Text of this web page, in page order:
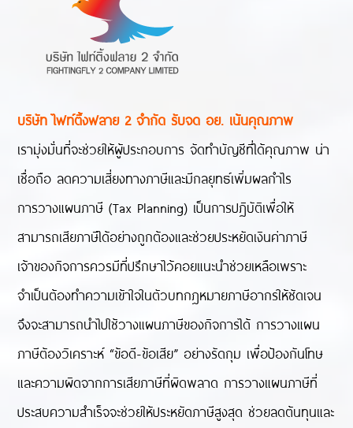
บริษัท ไฟท์ติ้งฟลาย 2 จำกัด รับจด อย. เน้นคุณภาพ
เรามุ่งมั่นที่จะช่วยให้ผู้ประกอบการ จัดทำบัญชีที่ได้คุณภาพ น่า
เชื่อถือ ลดความเสี่ยงทางภาษีและมีกลยุทธ์เพิ่มผลกำไร
การวางแผนภาษี (Tax Planning) เป็นการปฏิบัติเพื่อให้
สามารถเสียภาษีได้อย่างถูกต้องและช่วยประหยัดเงินค่าภาษี
เจ้าของกิจการควรมีที่ปรึกษาไว้คอยแนะนำช่วยเหลือเพราะ
จำเป็นต้องทำความเข้าใจในตัวบทกฎหมายภาษีอากรให้ชัดเจน
จึงจะสามารถนำไปใช้วางแผนภาษีของกิจการได้ การวางแผน
ภาษีต้องวิเคราะห์ “ข้อดี-ข้อเสีย” อย่างรัดกุม เพื่อป้องกันโทษ
และความผิดจากการเสียภาษีที่ผิดพลาด การวางแผนภาษีที่
ประสบความสำเร็จจะช่วยให้ประหยัดภาษีสูงสุด ช่วยลดต้นทุนและ